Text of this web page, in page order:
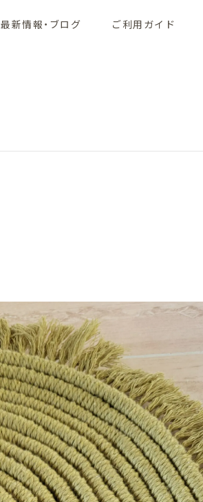
最新情報・ブログ ご利用ガイド